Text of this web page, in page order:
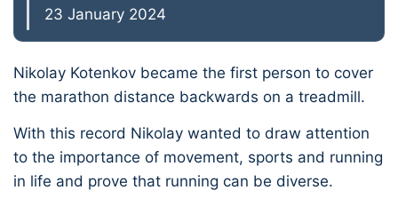
23 January 2024
Nikolay Kotenkov became the first person to cover
the marathon distance backwards on a treadmill.
With this record Nikolay wanted to draw attention
to the importance of movement, sports and running
in life and prove that running can be diverse.